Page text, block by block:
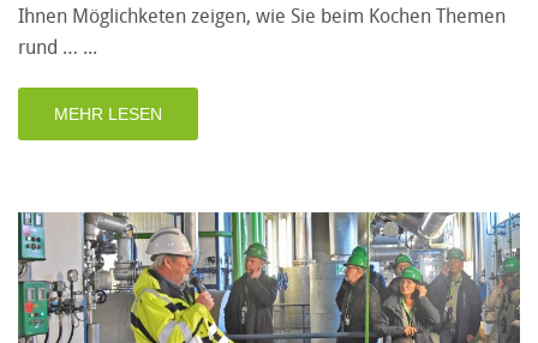
Ihnen Möglichketen zeigen, wie Sie beim Kochen Themen
rund …
MEHR LESEN